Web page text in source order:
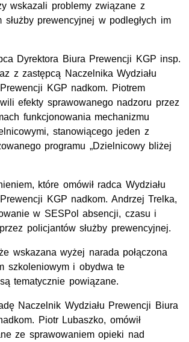
wskazali problemy związane z
służby prewencyjnej w podległych im
Dyrektora Biura Prewencji KGP insp.
z zastępcą Naczelnika Wydziału
KGP nadkom. Piotrem
efekty sprawowanego nadzoru przez
funkcjonowania mechanizmu
stanowiącego jeden z
programu „Dzielnicowy bliżej
które omówił radca Wydziału
KGP nadkom. Andrzej Trelka,
w SESPol absencji, czasu i
policjantów służby prewencyjnej.
wskazana wyżej narada połączona
szkoleniowym i obydwa te
tematycznie powiązane.
Naczelnik Wydziału Prewencji Biura
Piotr Lubaszko, omówił
ze sprawowaniem opieki nad